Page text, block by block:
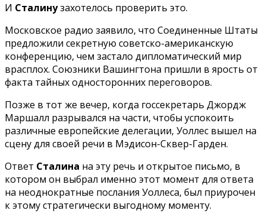
И Сталинузахотелось проверить это.
Московское радио заявило, что Соединенные Штаты
предложили секретную советско-американскую
конференцию, чем застало дипломатический мир
врасплох. Союзники Вашингтона пришли в ярость от
факта тайных односторонних переговоров.
Позже в тот же вечер, когда госсекретарь Джордж
Маршалл разрывался на части, чтобы успокоить
различные европейские делегации, Уоллес вышел на
сцену для своей речи в Мэдисон-Сквер-Гарден.
Ответ Сталина на эту речь и открытое письмо, в
котором он выбрал именно этот момент для ответа
на неоднократные послания Уоллеса, был приурочен
к этому стратегически выгодному моменту.